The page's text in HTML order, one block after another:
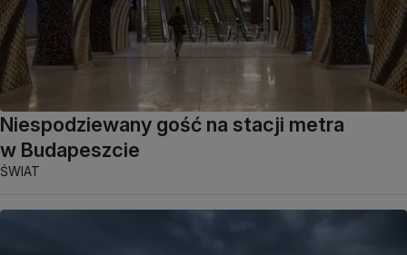
Niespodziewany gość na stacji metra
w Budapeszcie
ŚWIAT